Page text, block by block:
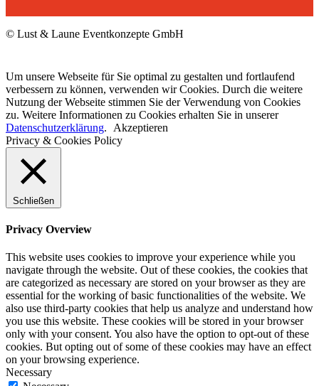
© Lust & Laune Eventkonzepte GmbH
Um unsere Webseite für Sie optimal zu gestalten und fortlaufend
verbessern zu können, verwenden wir Cookies. Durch die weitere
Nutzung der Webseite stimmen Sie der Verwendung von Cookies
zu. Weitere Informationen zu Cookies erhalten Sie in unserer
Datenschutzerklärung.
Akzeptieren
Privacy & Cookies Policy
Schließen
Privacy Overview
This website uses cookies to improve your experience while you
navigate through the website. Out of these cookies, the cookies that
are categorized as necessary are stored on your browser as they are
essential for the working of basic functionalities of the website. We
also use third-party cookies that help us analyze and understand how
you use this website. These cookies will be stored in your browser
only with your consent. You also have the option to opt-out of these
cookies. But opting out of some of these cookies may have an effect
on your browsing experience.
Necessary